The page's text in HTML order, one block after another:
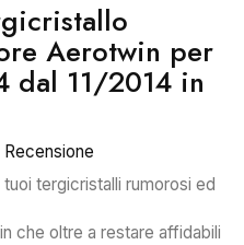
Aerotwin per
dal 11/2014 in
tergicristalli rumorosi ed
che oltre a restare affidabili